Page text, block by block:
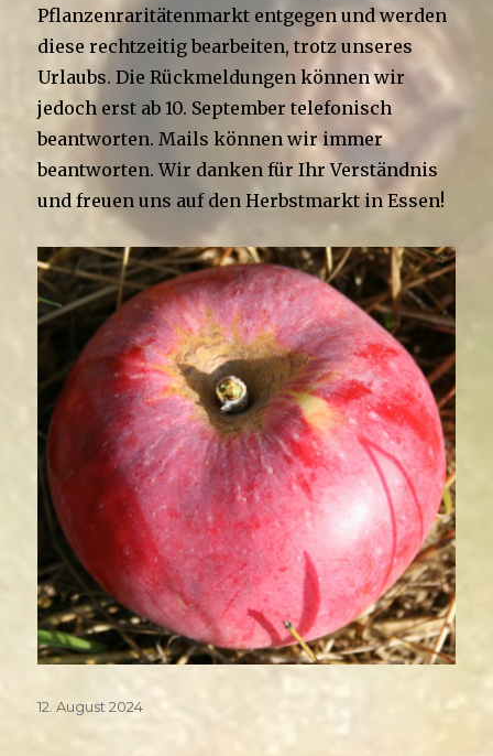
Pflanzenraritätenmarkt entgegen und werden
diese rechtzeitig bearbeiten, trotz unseres
Urlaubs. Die Rückmeldungen können wir
jedoch erst ab 10. September telefonisch
beantworten. Mails können wir immer
beantworten. Wir danken für Ihr Verständnis
und freuen uns auf den Herbstmarkt in Essen!
Veröffentlicht
12. August 2024